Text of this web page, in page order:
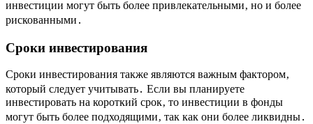
инвестиции могут быть более привлекательными‚ но и более
рискованными․
Сроки инвестирования
Сроки инвестирования также являются важным фактором‚
который следует учитывать․ Если вы планируете
инвестировать на короткий срок‚ то инвестиции в фонды
могут быть более подходящими‚ так как они более ликвидны․